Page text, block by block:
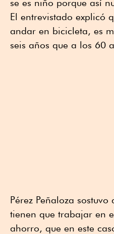
se es niño porque así
El entrevistado explicó
andar en bicicleta, es
seis años que a los 60
Pérez Peñaloza
tienen que trabajar en
ahorro, que en este